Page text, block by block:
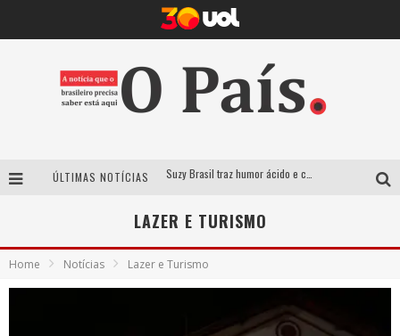
ÚLTIMAS NOTÍCIAS Deu Samba resgata tradição das ruas pintadas para a Copa do Mundo e celebra a música em gravação histórica em Santa Luzia
Maior Campeonato de Drift da América Latina retorna ao Mega Space em março
LAZER E TURISMO
Home Notícias Lazer e Turismo